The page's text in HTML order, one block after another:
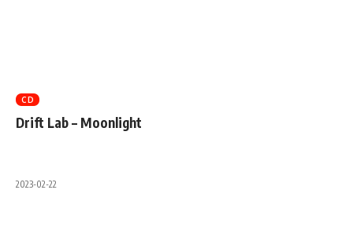
CD
Drift Lab – Moonlight
2023-02-22